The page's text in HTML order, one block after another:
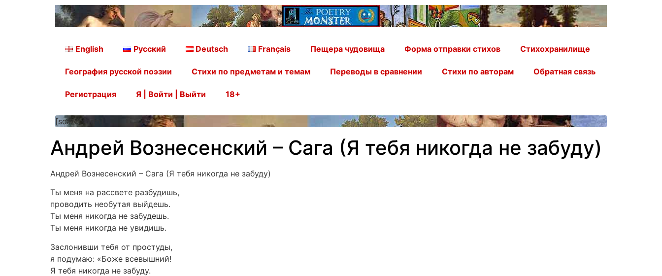
English Русский Deutsch Français Пещера чудовища Форма отправки стихов Стихохранилище
География русской поэзии Стихи по предметам и темам Переводы в сравнении Стихи по авторам Обратная связь
Регистрация Я | Войти | Выйти 18+
[searchform]
Андрей Вознесенский – Сага (Я тебя никогда не забуду)
Андрей Вознесенский – Сага (Я тебя никогда не забуду)
Ты меня на рассвете разбудишь,
проводить необутая выйдешь.
Ты меня никогда не забудешь.
Ты меня никогда не увидишь.
Заслонивши тебя от простуды,
я подумаю: «Боже всевышний!
Я тебя никогда не забуду.